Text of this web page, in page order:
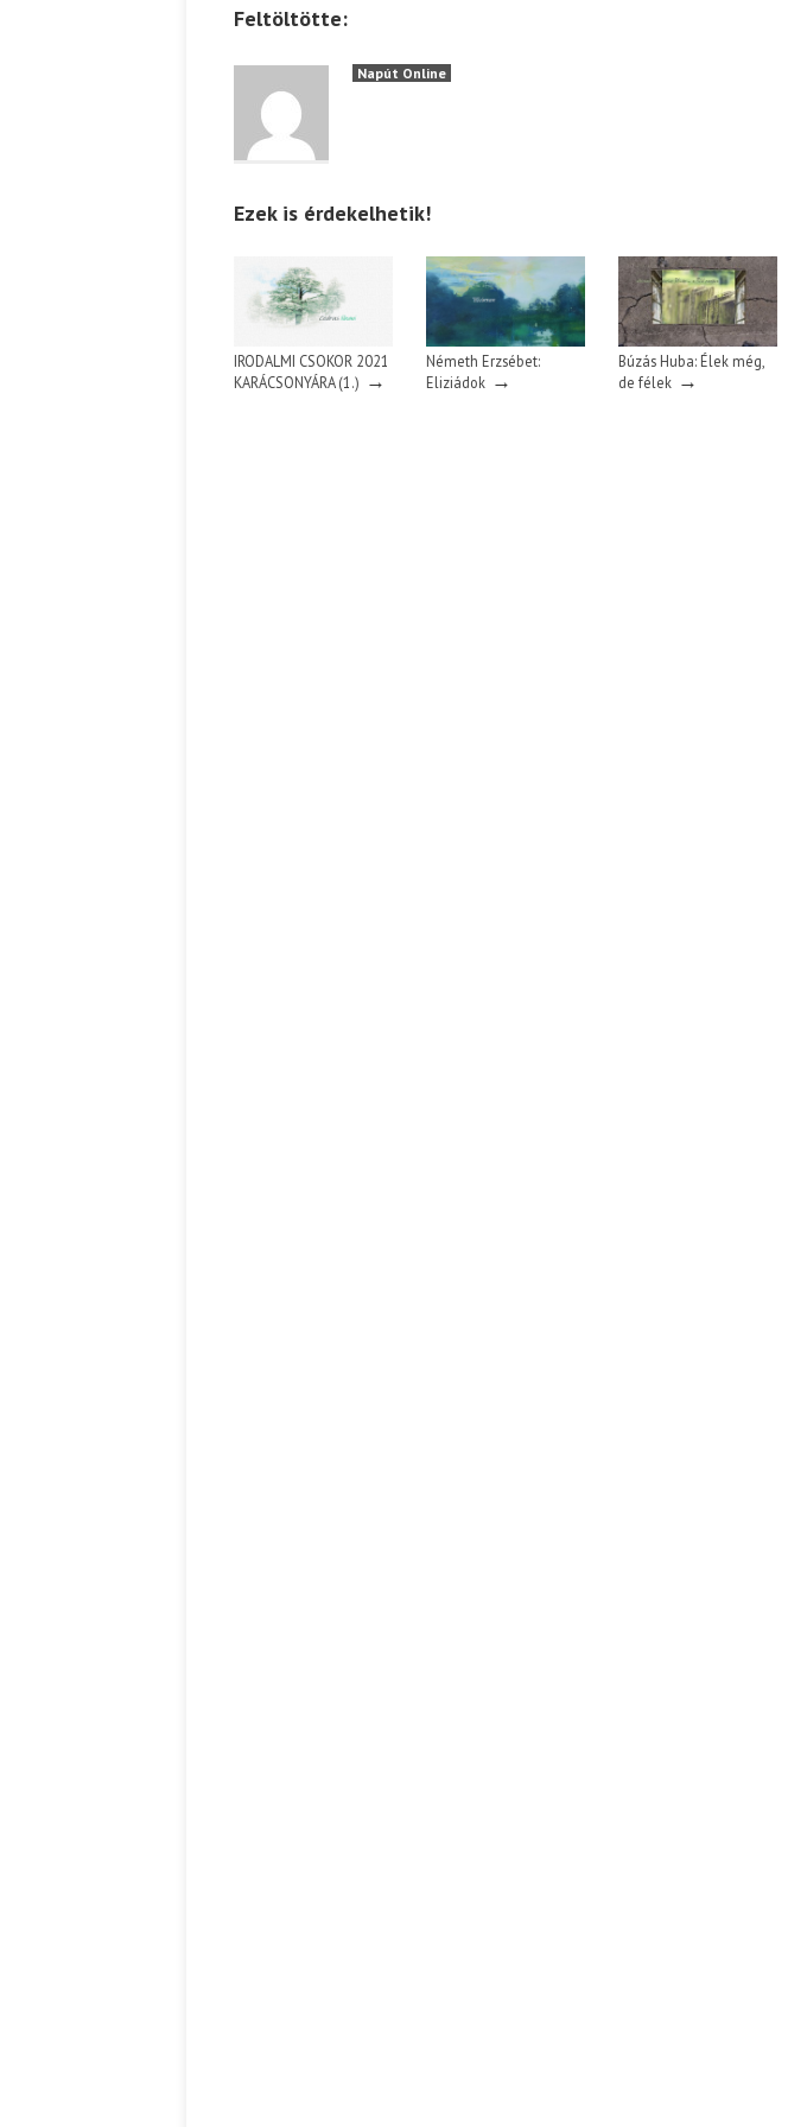
Feltöltötte:
Napút Online
Ezek is érdekelhetik!
IRODALMI CSOKOR 2021
KARÁCSONYÁRA (1.) →
Németh Erzsébet:
Eliziádok →
Búzás Huba: Élek még,
de félek →